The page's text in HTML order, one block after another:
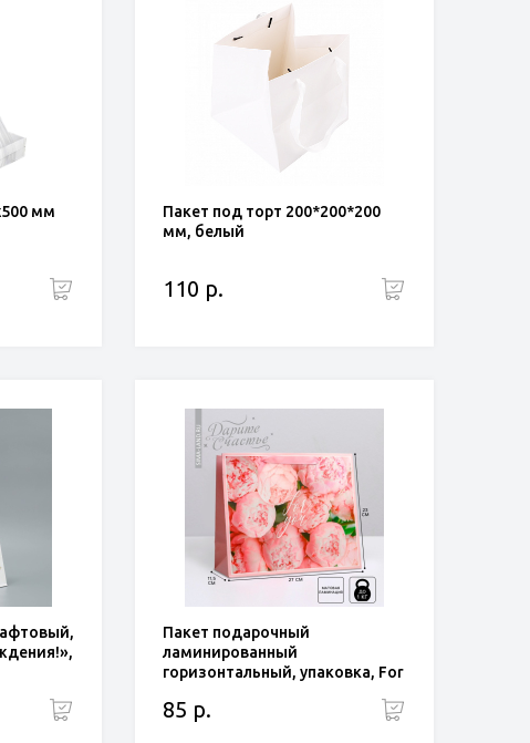
мм
Пакет под торт 200*200*200
мм, белый
110 р.
Пакет подарочный
ламинированный
горизонтальный, упаковка, For
85 р.